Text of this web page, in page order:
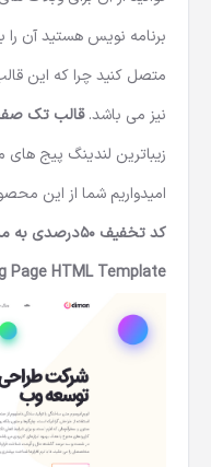
برنامه نویس هستید آن
متصل کنید چرا که این
نیز می باشد.قالب تک
زیباترین لندینگ پیج
امیدواریم شما از این
کد تخفیف 50درصدی به مدت محدود “secrethost50”
Page HTML Template